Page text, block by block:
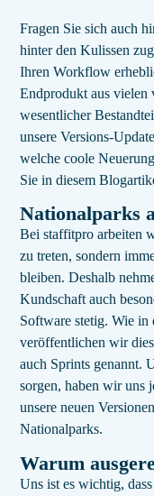
Fragen Sie sich auch
hinter den Kulissen
Ihren Workflow
Endprodukt aus vielen
wesentlicher
unsere Versions-
welche coole
Sie in diesem
Nationalparks
Bei staffitpro arbeiten
zu treten, sondern
bleiben. Deshalb
Kundschaft auch
Software stetig. Wie
veröffentlichen wir
auch Sprints genannt.
sorgen, haben wir uns
unsere neuen
Nationalparks.
Warum
Uns ist es wichtig,